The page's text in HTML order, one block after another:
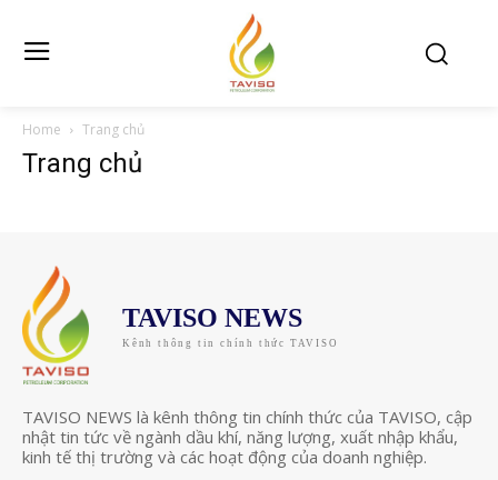
Home Trang chủ
Trang chủ
TAVISO NEWS
Kênh thông tin chính thức TAVISO
TAVISO NEWS là kênh thông tin chính thức của TAVISO, cập
nhật tin tức về ngành dầu khí, năng lượng, xuất nhập khẩu,
kinh tế thị trường và các hoạt động của doanh nghiệp.